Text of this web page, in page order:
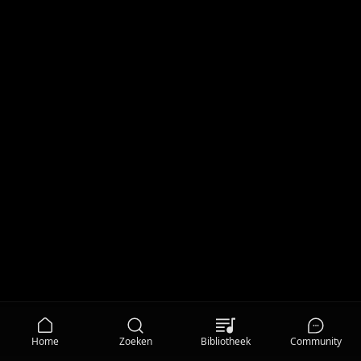
Home Zoeken Bibliotheek Community